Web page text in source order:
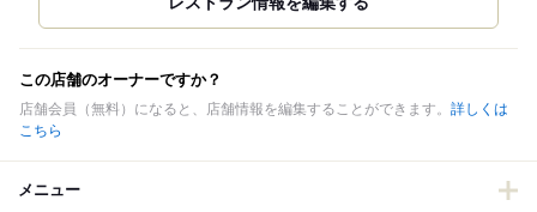
この店舗のオーナーですか？
店舗会員（無料）になると、店舗情報を編集することができます。 詳しくは
こちら
メニュー